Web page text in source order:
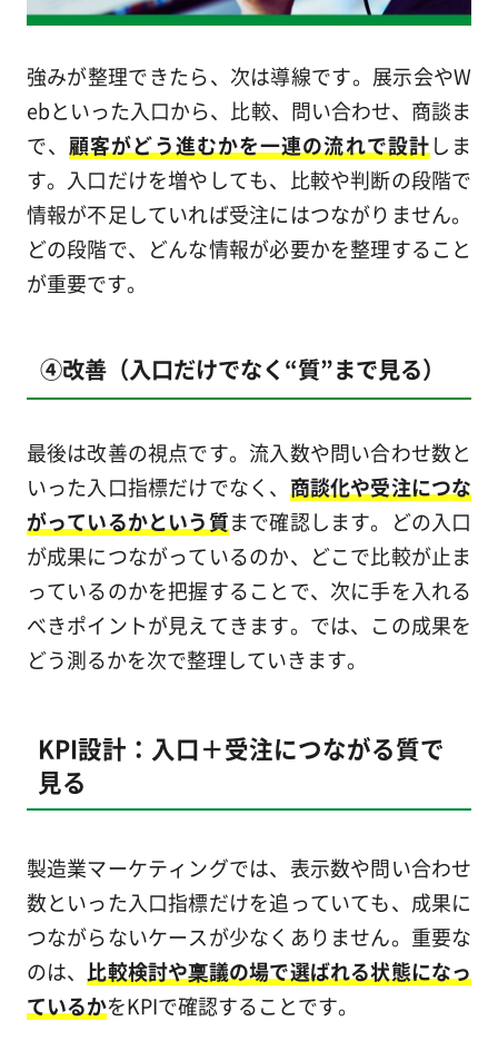
強みが整理できたら、次は導線です。展示会やW
ebといった入口から、比較、問い合わせ、商談ま
で、 顧客がどう進むかを一連の流れで設計しま
す。入口だけを増やしても、比較や判断の段階で
情報が不足していれば受注にはつながりません。
どの段階で、どんな情報が必要かを整理すること
が重要です。
④改善（入口だけでなく“質”まで見る）
最後は改善の視点です。流入数や問い合わせ数と
いった入口指標だけでなく、 商談化や受注につな
がっているかという質まで確認します。どの入口
が成果につながっているのか、どこで比較が止ま
っているのかを把握することで、次に手を入れる
べきポイントが見えてきます。では、この成果を
どう測るかを次で整理していきます。
KPI設計：入口＋受注につながる質で
見る
製造業マーケティングでは、表示数や問い合わせ
数といった入口指標だけを追っていても、成果に
つながらないケースが少なくありません。重要な
のは、 比較検討や稟議の場で選ばれる状態になっ
ているかをKPIで確認することです。